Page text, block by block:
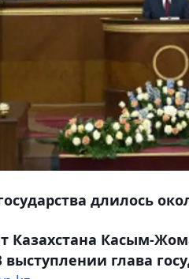
длилось
Казахстана Касым-
выступлении глава